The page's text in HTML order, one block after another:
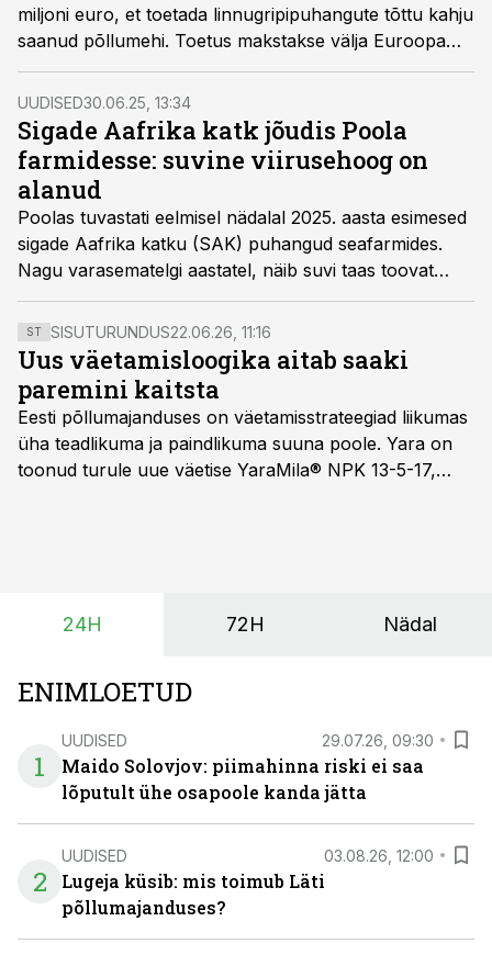
miljoni euro, et toetada linnugripipuhangute tõttu kahju
saanud põllumehi. Toetus makstakse välja Euroopa
Liidu põllumajandusreservist ning jõuab tootjateni
hiljemalt 2026. aasta veebruariks.
UUDISED30.06.25, 13:34
Sigade Aafrika katk jõudis Poola
farmidesse: suvine viirusehoog on
alanud
Poolas tuvastati eelmisel nädalal 2025. aasta esimesed
sigade Aafrika katku (SAK) puhangud seafarmides.
Nagu varasematelgi aastatel, näib suvi taas toovat
kaasa viiruse leviku sagenemise. Esimesed juhtumid
registreeriti riigi põhja- ja idaosas, sealhulgas suuremas
farmis Gdanski lähistel.
ST SISUTURUNDUS22.06.26, 11:16
Uus väetamisloogika aitab saaki
paremini kaitsta
Eesti põllumajanduses on väetamisstrateegiad liikumas
üha teadlikuma ja paindlikuma suuna poole. Yara on
toonud turule uue väetise YaraMila® NPK 13-5-17,
24H 72H Nädal
ENIMLOETUD
1
UUDISED 29.07.26, 09:30
Maido Solovjov: piimahinna riski ei saa
lõputult ühe osapoole kanda jätta
2
UUDISED 03.08.26, 12:00
Lugeja küsib: mis toimub Läti
põllumajanduses?